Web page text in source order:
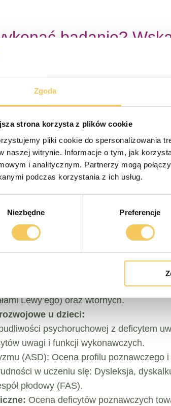
Zgoda
strona korzysta z plików cookie
pliki cookie do spersonalizowania
naszej witrynie. Informacje o tym, jak
i analitycznym. Partnerzy mogą
podczas korzystania z ich usług.
Niezbędne Preferencje
badanie?
znajduje zastosowanie w
zarówno populacje pediatryczne, jak i
mózgowe (TBI – Traumatic Brain
urazie.
i krwotoczne): Określenie
wpływu zmian patologicznych i
Ocena wpływu aktywności
na funkcje poznawcze.
Stwardnienie rozsiane
zaburzenia ruchowe.
(demencje): Diagnostyka i
(np. choroba Alzheimera,
Lewy’ego) oraz wtórnych.
u dzieci:
psychoruchowej z deficytem
uwagi i funkcji wykonawczych.
(ASD): Ocena profilu poznawczego i
w uczeniu się: Dysleksja,
płodowy (FAS).
Ocena deficytów poznawczych